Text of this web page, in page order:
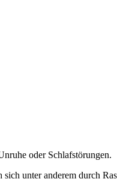
oder Schlafstörungen.
unter anderem durch